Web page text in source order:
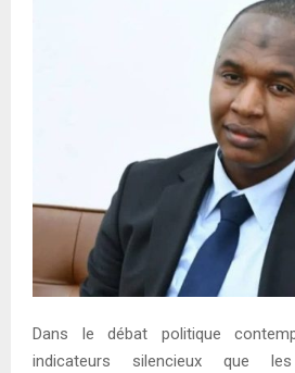
Dans le débat politique
indicateurs silencieux que